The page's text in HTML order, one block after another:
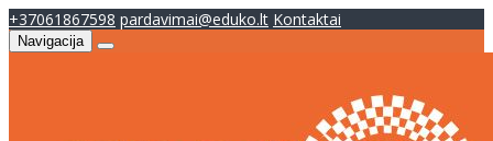
+37061867598 pardavimai@eduko.lt Kontaktai
Navigacija